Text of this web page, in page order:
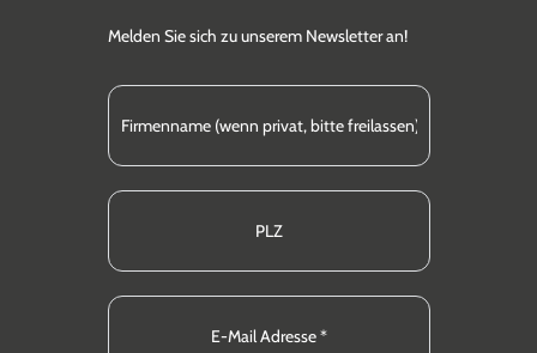
Melden Sie sich zu unserem Newsletter an!